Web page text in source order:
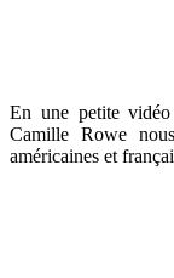
En une petite vidéo
Camille Rowe
américaines et